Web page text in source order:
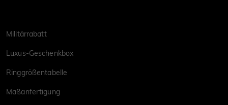
Militärrabatt
Luxus-Geschenkbox
Ringgrößentabelle
Maßanfertigung